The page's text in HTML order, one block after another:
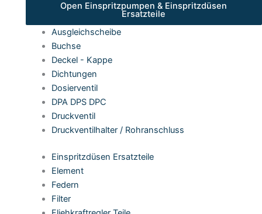
Open Einspritzpumpen & Einspritzdüsen
Ersatzteile
Ausgleichscheibe
Buchse
Deckel - Kappe
Dichtungen
Dosierventil
DPA DPS DPC
Druckventil
Druckventilhalter / Rohranschluss
Einspritzdüsen Ersatzteile
Element
Federn
Filter